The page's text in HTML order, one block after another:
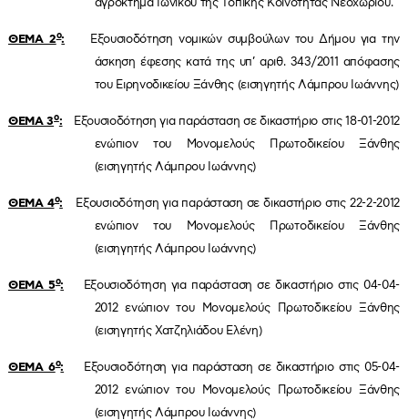
αγρόκτημα Ιωνικού της Τοπικής Κοινότητας Νεοχωρίου.
ΘΕΜΑ 2ο: Εξουσιοδότηση νομικών συμβούλων του Δήμου για την
άσκηση έφεσης κατά της υπ’ αριθ. 343/2011 απόφασης
του Ειρηνοδικείου Ξάνθης (εισηγητής Λάμπρου Ιωάννης)
ΘΕΜΑ 3ο: Εξουσιοδότηση για παράσταση σε δικαστήριο στις 18-01-2012
ενώπιον του Μονομελούς Πρωτοδικείου Ξάνθης
(εισηγητής Λάμπρου Ιωάννης)
ΘΕΜΑ 4ο:
Εξουσιοδότηση για παράσταση σε δικαστήριο στις 22-2-2012
ενώπιον του Μονομελούς Πρωτοδικείου Ξάνθης
(εισηγητής Λάμπρου Ιωάννης)
ΘΕΜΑ 5ο:
Εξουσιοδότηση για παράσταση σε δικαστήριο στις 04-04-
2012 ενώπιον του Μονομελούς Πρωτοδικείου Ξάνθης
(εισηγητής Χατζηλιάδου Ελένη)
ΘΕΜΑ 6ο:
Εξουσιοδότηση για παράσταση σε δικαστήριο στις 05-04-
2012 ενώπιον του Μονομελούς Πρωτοδικείου Ξάνθης
(εισηγητής Λάμπρου Ιωάννης)